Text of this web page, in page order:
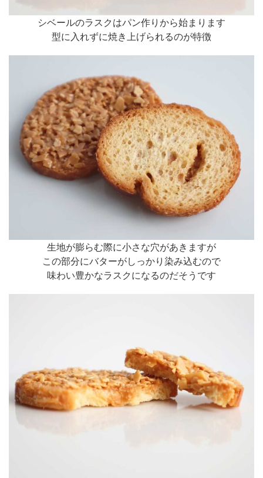
シベールのラスクはパン作りから始まります
型に入れずに焼き上げられるのが特徴
生地が膨らむ際に小さな穴があきますが
この部分にバターがしっかり染み込むので
味わい豊かなラスクになるのだそうです